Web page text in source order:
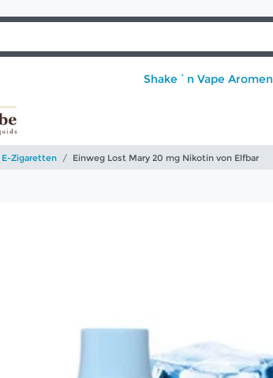
Shake´n Vape Aromen
E-Zigaretten Einweg Lost Mary 20 mg Nikotin von Elfbar